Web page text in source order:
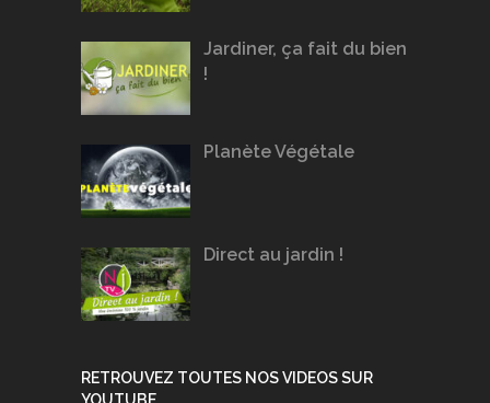
Jardiner, ça fait du bien
!
Planète Végétale
Direct au jardin !
RETROUVEZ TOUTES NOS VIDEOS SUR
YOUTUBE